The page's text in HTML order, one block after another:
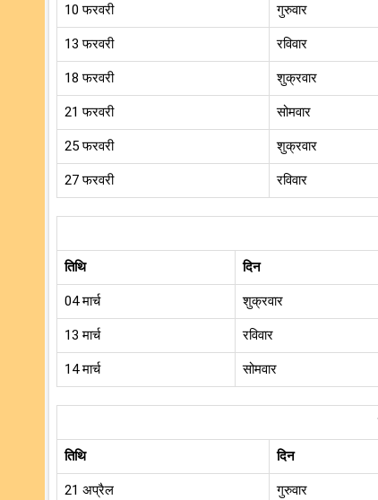
10 फरवरी गुरुवार
13 फरवरी रविवार
18 फरवरी शुक्रवार
21 फरवरी सोमवार
25 फरवरी शुक्रवार
27 फरवरी रविवार
तिथि दिन
04 मार्च शुक्रवार
13 मार्च रविवार
14 मार्च सोमवार
तिथि दिन
21 अप्रैल गुरुवार